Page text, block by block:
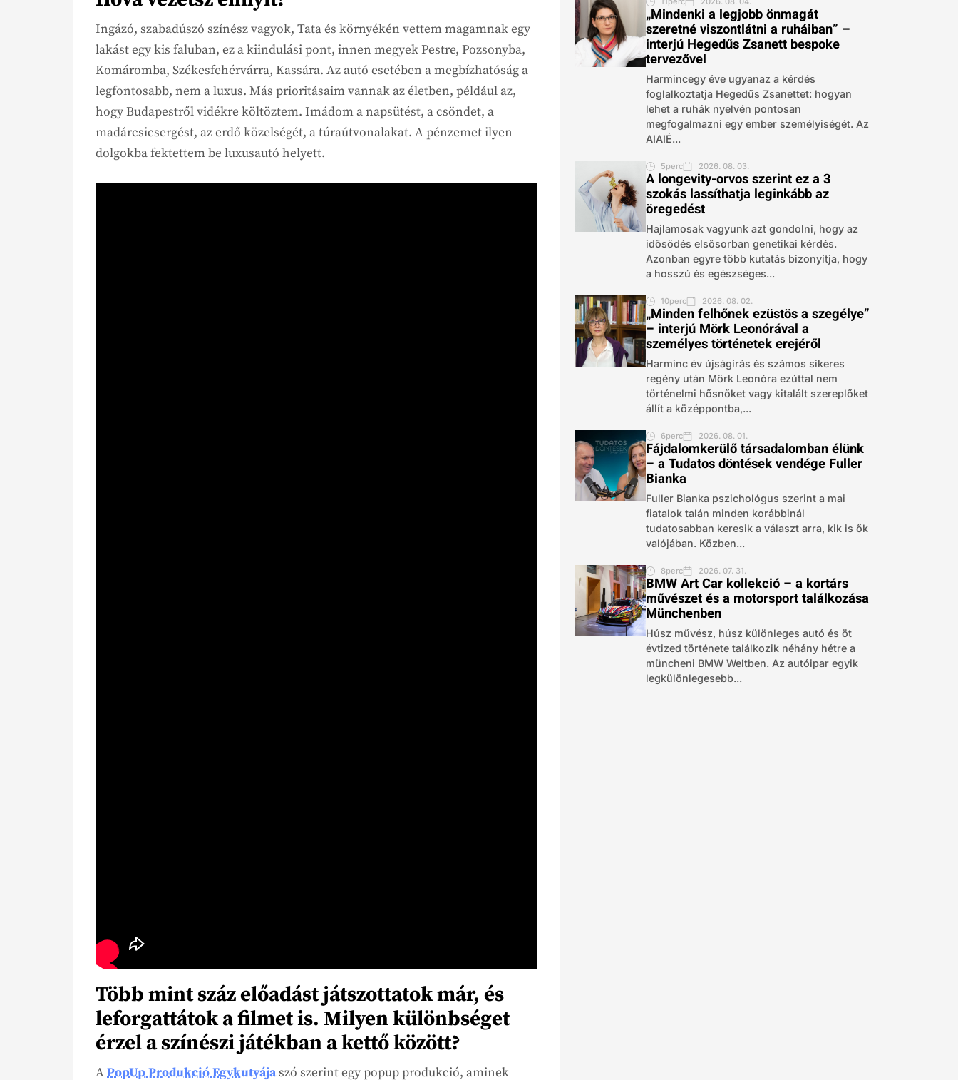
Ingázó, szabadúszó színész vagyok, Tata és környékén vettem magamnak egy
lakást egy kis faluban, ez a kiindulási pont, innen megyek Pestre, Pozsonyba,
Komáromba, Székesfehérvárra, Kassára. Az autó esetében a megbízhatóság a
legfontosabb, nem a luxus. Más prioritásaim vannak az életben, például az,
hogy Budapestről vidékre költöztem. Imádom a napsütést, a csöndet, a
madárcsicsergést, az erdő közelségét, a túraútvonalakat. A pénzemet ilyen
dolgokba fektettem be luxusautó helyett.
Több mint száz előadást játszottatok már, és
leforgattátok a filmet is. Milyen különbséget
érzel a színészi játékban a kettő között?
APopUp Produkció Egykutyájaszó szerint egy popup produkció, aminek
„Mindenki a legjobb önmagát
szeretné viszontlátni a ruháiban” –
interjú Hegedűs Zsanett bespoke
tervezővel
Harmincegy éve ugyanaz a kérdés
foglalkoztatja Hegedűs Zsanettet: hogyan
lehet a ruhák nyelvén pontosan
megfogalmazni egy ember személyiségét. Az
AIAIÉ...
5perc 2026. 08. 03.
A longevity-orvos szerint ez a 3
szokás lassíthatja leginkább az
öregedést
Hajlamosak vagyunk azt gondolni, hogy az
idősödés elsősorban genetikai kérdés.
Azonban egyre több kutatás bizonyítja, hogy
a hosszú és egészséges...
10perc 2026. 08. 02.
„Minden felhőnek ezüstös a szegélye”
– interjú Mörk Leonórával a
személyes történetek erejéről
Harminc év újságírás és számos sikeres
regény után Mörk Leonóra ezúttal nem
történelmi hősnőket vagy kitalált szereplőket
állít a középpontba,...
6perc 2026. 08. 01.
Fájdalomkerülő társadalomban élünk
– a Tudatos döntések vendége Fuller
Bianka
Fuller Bianka pszichológus szerint a mai
fiatalok talán minden korábbinál
tudatosabban keresik a választ arra, kik is ők
valójában. Közben...
8perc 2026. 07. 31.
BMW Art Car kollekció – a kortárs
művészet és a motorsport találkozása
Münchenben
Húsz művész, húsz különleges autó és öt
évtized története találkozik néhány hétre a
müncheni BMW Weltben. Az autóipar egyik
legkülönlegesebb...